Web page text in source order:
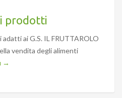
prodotti
ai G.S. IL FRUTTAROLO
vendita degli alimenti
→